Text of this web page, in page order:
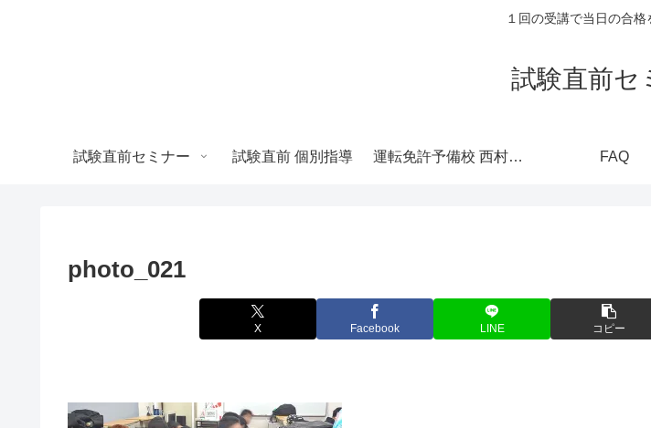
１回の受講で当日の合格
試験直前セ
試験直前セミナー 試験直前 個別指導 運転免許予備校 西村堂公式 FAQ
photo_021
X Facebook LINE コピー